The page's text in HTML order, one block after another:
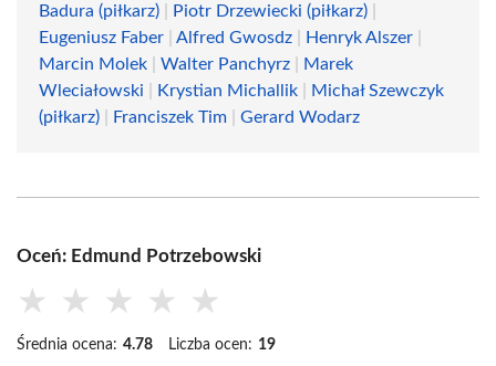
Badura (piłkarz)
Piotr Drzewiecki (piłkarz)
Eugeniusz Faber
Alfred Gwosdz Henryk Alszer
Marcin Molek
Walter Panchyrz
Marek
Wleciałowski
Krystian Michallik
Michał Szewczyk
(piłkarz)
Franciszek Tim Gerard Wodarz
Oceń: Edmund Potrzebowski
★ ★ ★ ★ ★
Średnia ocena: 4.78 Liczba ocen: 19